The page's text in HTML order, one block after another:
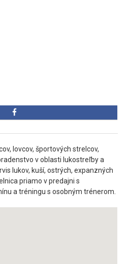
lovcov, športových strelcov,
v oblasti lukostreľby a
lukov, kuší, ostrých, expanzných
priamo v predajni s
a tréningu s osobným trénerom.